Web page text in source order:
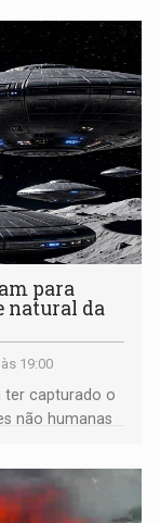
para
natural da
19:00
ter capturado o
não humanas